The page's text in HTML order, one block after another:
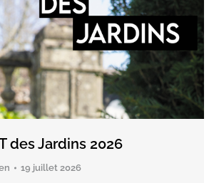
des Jardins 2026
19 juillet 2026